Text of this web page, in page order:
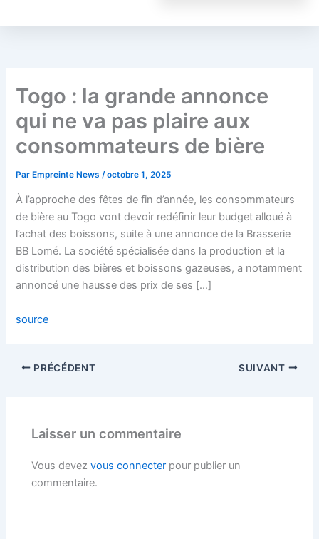
Togo : la grande annonce
qui ne va pas plaire aux
consommateurs de bière
ParEmpreinte News/octobre 1, 2025
À l’approche des fêtes de fin d’année, les consommateurs
de bière au Togo vont devoir redéfinir leur budget alloué à
l’achat des boissons, suite à une annonce de la Brasserie
BB Lomé. La société spécialisée dans la production et la
distribution des bières et boissons gazeuses, a notamment
annoncé une hausse des prix de ses […]
source
PRÉCÉDENT SUIVANT
Laisser un commentaire
Vous devezvous connecter pour publier un
commentaire.